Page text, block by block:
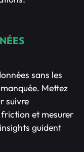
sans les
Mettez
suivre
et mesurer
guident